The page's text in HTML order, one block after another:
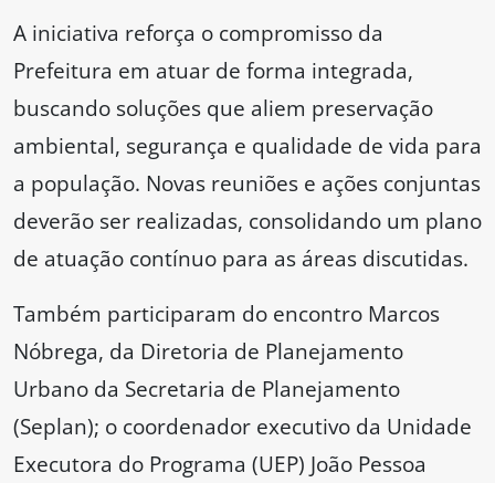
A iniciativa reforça o compromisso da
Prefeitura em atuar de forma integrada,
buscando soluções que aliem preservação
ambiental, segurança e qualidade de vida para
a população. Novas reuniões e ações conjuntas
deverão ser realizadas, consolidando um plano
de atuação contínuo para as áreas discutidas.
Também participaram do encontro Marcos
Nóbrega, da Diretoria de Planejamento
Urbano da Secretaria de Planejamento
(Seplan); o coordenador executivo da Unidade
Executora do Programa (UEP) João Pessoa